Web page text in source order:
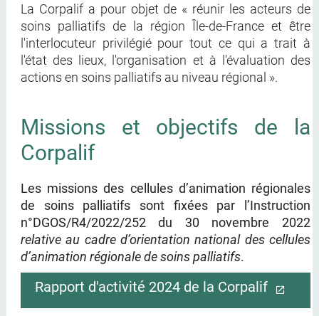
La Corpalif a pour objet de « réunir les acteurs de
soins palliatifs de la région Île-de-France et être
l'interlocuteur privilégié pour tout ce qui a trait à
l'état des lieux, l'organisation et à l'évaluation des
actions en soins palliatifs au niveau régional ».
Missions et objectifs de la
Corpalif
Les missions des cellules d’animation régionales
de soins palliatifs sont fixées par l’Instruction
n°DGOS/R4/2022/252 du 30 novembre 2022
relative au cadre d’orientation national des cellules
d’animation régionale de soins palliatifs.
Rapport d'activité 2024 de la Corpalif